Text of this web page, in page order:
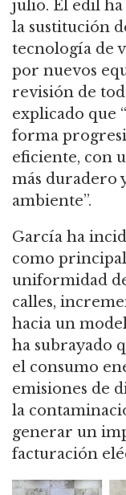
julio. El edil ha
la sustitución
tecnología de
por nuevos
revisión de
explicado que
forma
eficiente, con
más duradero
ambiente”.
García ha
como
uniformidad
calles,
hacia un
ha subrayado
el consumo
emisiones de
la
generar un
facturación